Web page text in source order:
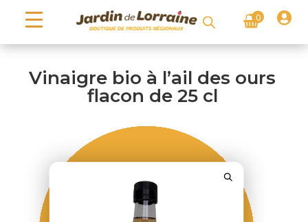

0
Vinaigre bio à l’ail des ours
flacon de 25 cl